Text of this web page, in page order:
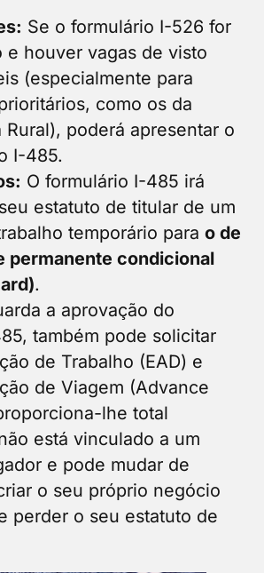
Se o formulário I-526 for
e houver vagas de visto
(especialmente para
como os da
Rural), poderá apresentar o
I-485.
O formulário I-485 irá
estatuto de titular de um
temporário para o de
permanente condicional
.
a aprovação do
também pode solicitar
de Trabalho (EAD) e
de Viagem (Advance
lhe total
está vinculado a um
e pode mudar de
o seu próprio negócio
perder o seu estatuto de